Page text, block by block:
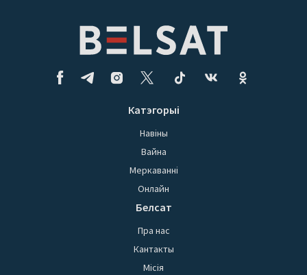
Катэгорыі
Навіны
Вайна
Меркаванні
Онлайн
Белсат
Пра нас
Кантакты
Місія